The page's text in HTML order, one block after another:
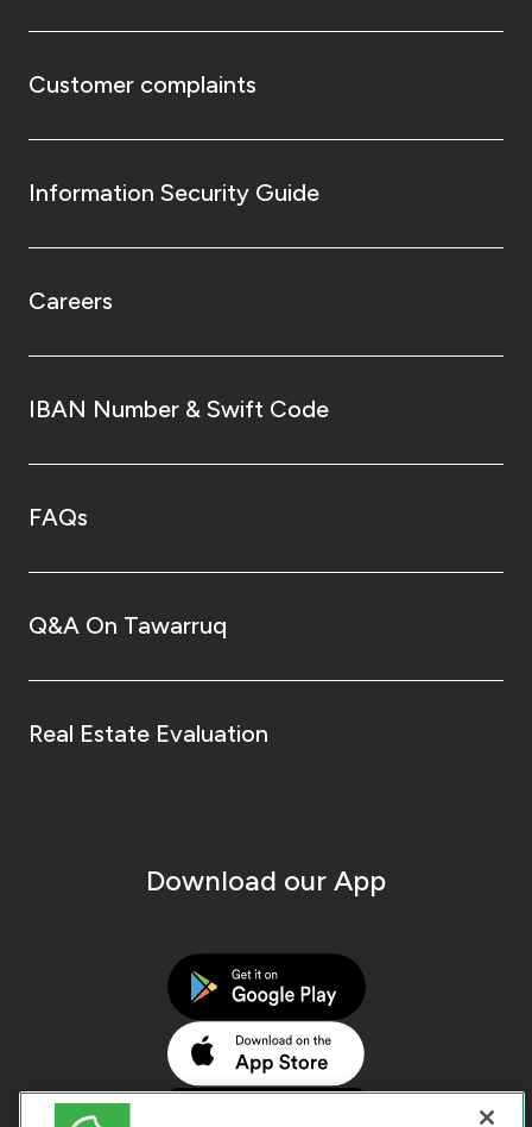
Customer complaints
Information Security Guide
Careers
IBAN Number & Swift Code
FAQs
Q&A On Tawarruq
Real Estate Evaluation
Download our App